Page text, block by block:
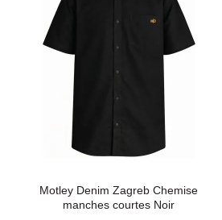
Motley Denim Zagreb Chemise
manches courtes Noir